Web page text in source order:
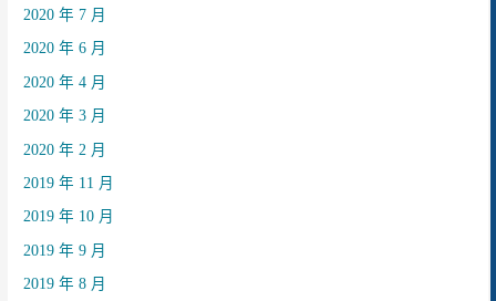
2020 年 7 月
2020 年 6 月
2020 年 4 月
2020 年 3 月
2020 年 2 月
2019 年 11 月
2019 年 10 月
2019 年 9 月
2019 年 8 月